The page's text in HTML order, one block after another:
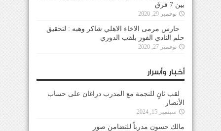
بين 7 فرق
نوفمبر 29, 2020
حارس مرمى الاخاء الاهلي شاكر وهبه : لتحقيق
حلم النادي الفوز بلقب الدوري
نوفمبر 27, 2020
أخبار وأسرار
لقب ثانٍ للنجمة مع المدرب دراغان على حساب
الأنصار
سبتمبر 15, 2024
مالك حسون مدرباً للتضامن صور